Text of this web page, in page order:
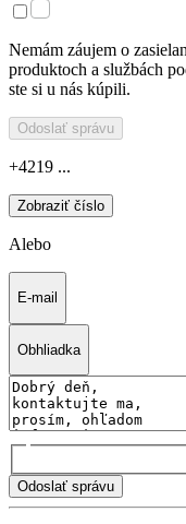
Nemám záujem o
produktoch a službách
ste si u nás kúpili.
Odoslať správu
+4219 ...
Zobraziť číslo
Alebo
E-mail
Obhliadka
Odoslať správu